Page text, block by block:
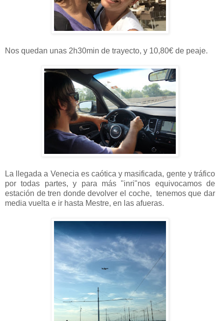
Nos quedan unas 2h30min de trayecto, y 10,80€ de peaje.
La llegada a Venecia es caótica y masificada, gente y tráfico
por todas partes, y para más "inri"nos equivocamos de
estación de tren donde devolver el coche, tenemos que dar
media vuelta e ir hasta Mestre, en las afueras.